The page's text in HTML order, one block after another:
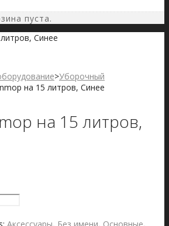
пуста.
Синее
>Уборочный
на 15 литров, Синее
на 15 литров,